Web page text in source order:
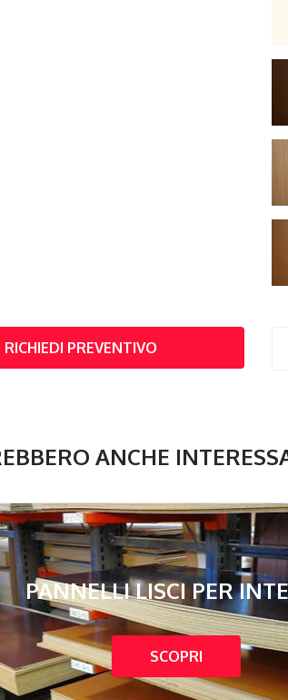
RICHIEDI PREVENTIVO
ANCHE
PANNELLI LISCI PER
SCOPRI